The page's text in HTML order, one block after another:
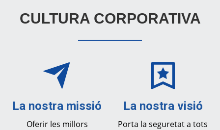
CULTURA CORPORATIVA
La nostra missió
Oferir les millors
La nostra visió
Porta la seguretat a tots